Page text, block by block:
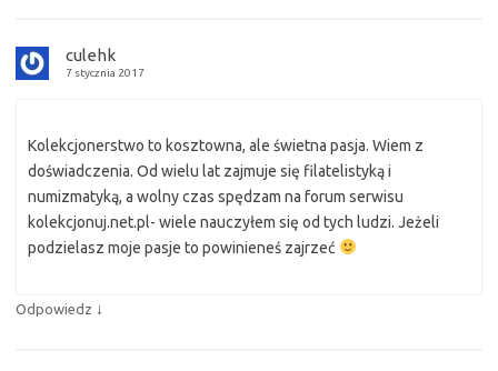
culehk
7 stycznia 2017
Kolekcjonerstwo to kosztowna, ale świetna pasja. Wiem z
doświadczenia. Od wielu lat zajmuje się filatelistyką i
numizmatyką, a wolny czas spędzam na forum serwisu
kolekcjonuj.net.pl- wiele nauczyłem się od tych ludzi. Jeżeli
podzielasz moje pasje to powinieneś zajrzeć
Odpowiedz ↓